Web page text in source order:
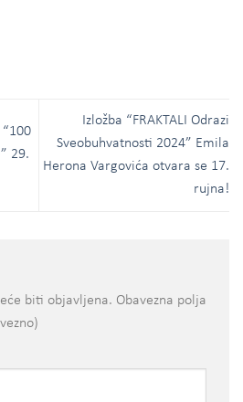
29.
Izložba “FRAKTALI Odrazi
Sveobuhvatnosti 2024” Emila
Herona Vargovića otvara se 17.
rujna!
biti objavljena. Obavezna polja